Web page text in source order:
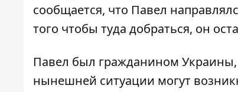
сообщается, что Павел
того чтобы туда добраться, он
Павел был гражданином
нынешней ситуации могут